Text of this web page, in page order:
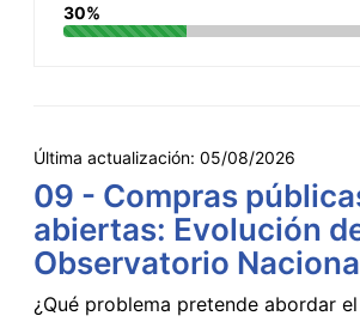
30%
Última actualización: 05/08/2026
09 - Compras
abiertas: Evolución
Observatorio
¿Qué problema pretende abordar